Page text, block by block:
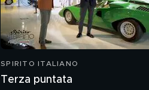
SPIRITO ITALIANO
Terza puntata